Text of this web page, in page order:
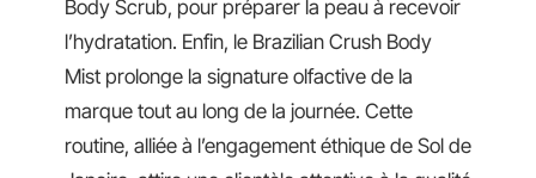
Body Scrub, pour préparer la peau à recevoir
l’hydratation. Enfin, le Brazilian Crush Body
Mist prolonge la signature olfactive de la
marque tout au long de la journée. Cette
routine, alliée à l’engagement éthique de Sol de